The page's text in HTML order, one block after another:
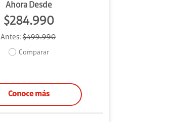
Ahora Desde
$284.990
Antes: $499.990
Comparar
Conoce más